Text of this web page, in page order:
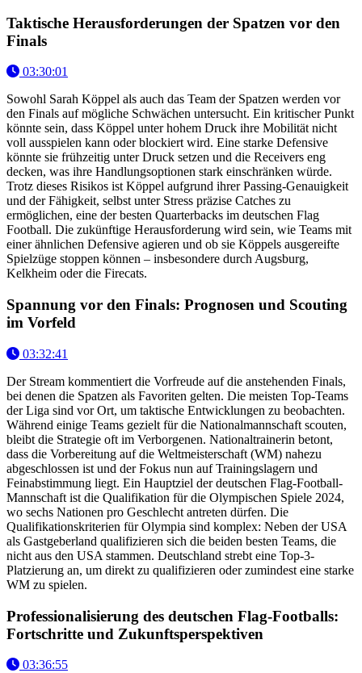
Taktische Herausforderungen der Spatzen vor den
Finals
03:30:01
Sowohl Sarah Köppel als auch das Team der Spatzen werden vor
den Finals auf mögliche Schwächen untersucht. Ein kritischer Punkt
könnte sein, dass Köppel unter hohem Druck ihre Mobilität nicht
voll ausspielen kann oder blockiert wird. Eine starke Defensive
könnte sie frühzeitig unter Druck setzen und die Receivers eng
decken, was ihre Handlungsoptionen stark einschränken würde.
Trotz dieses Risikos ist Köppel aufgrund ihrer Passing-Genauigkeit
und der Fähigkeit, selbst unter Stress präzise Catches zu
ermöglichen, eine der besten Quarterbacks im deutschen Flag
Football. Die zukünftige Herausforderung wird sein, wie Teams mit
einer ähnlichen Defensive agieren und ob sie Köppels ausgereifte
Spielzüge stoppen können – insbesondere durch Augsburg,
Kelkheim oder die Firecats.
Spannung vor den Finals: Prognosen und Scouting
im Vorfeld
03:32:41
Der Stream kommentiert die Vorfreude auf die anstehenden Finals,
bei denen die Spatzen als Favoriten gelten. Die meisten Top-Teams
der Liga sind vor Ort, um taktische Entwicklungen zu beobachten.
Während einige Teams gezielt für die Nationalmannschaft scouten,
bleibt die Strategie oft im Verborgenen. Nationaltrainerin betont,
dass die Vorbereitung auf die Weltmeisterschaft (WM) nahezu
abgeschlossen ist und der Fokus nun auf Trainingslagern und
Feinabstimmung liegt. Ein Hauptziel der deutschen Flag-Football-
Mannschaft ist die Qualifikation für die Olympischen Spiele 2024,
wo sechs Nationen pro Geschlecht antreten dürfen. Die
Qualifikationskriterien für Olympia sind komplex: Neben der USA
als Gastgeberland qualifizieren sich die beiden besten Teams, die
nicht aus den USA stammen. Deutschland strebt eine Top-3-
Platzierung an, um direkt zu qualifizieren oder zumindest eine starke
WM zu spielen.
Professionalisierung des deutschen Flag-Footballs:
Fortschritte und Zukunftsperspektiven
03:36:55